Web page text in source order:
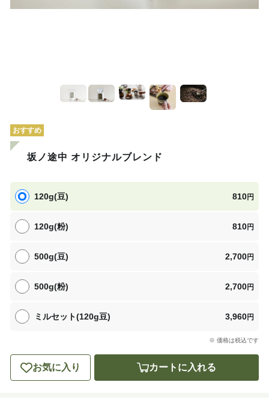
おすすめ
坂ノ途中 オリジナルブレンド
120g(豆) 810円
120g(粉) 810円
500g(豆) 2,700円
500g(粉) 2,700円
ミルセット(120g豆) 3,960円
※ 価格は税込です
お気に入り カートに入れる